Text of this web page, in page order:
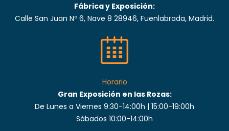
Fábrica y Exposición:
Calle San Juan Nº 6, Nave 8 28946, Fuenlabrada, Madrid.
Horario
Gran Exposición en las Rozas:
De Lunes a Viernes 9:30-14:00h | 15:00-19:00h
Sábados 10:00-14:00h